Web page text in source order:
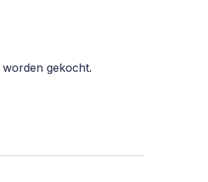
gekocht.